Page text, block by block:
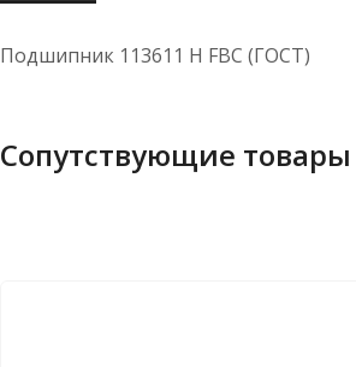
Подшипник 113611 Н FBC (ГОСТ)
Сопутствующие товары